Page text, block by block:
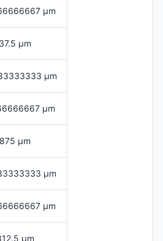
μm
μm
μm
μm
μm
μm
μm
μm